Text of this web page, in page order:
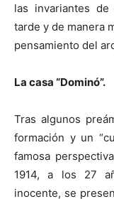
las invariantes
tarde y de manera
pensamiento del
La casa “Dominó”.
Tras algunos
formación y un
famosa
1914, a los 27
inocente, se